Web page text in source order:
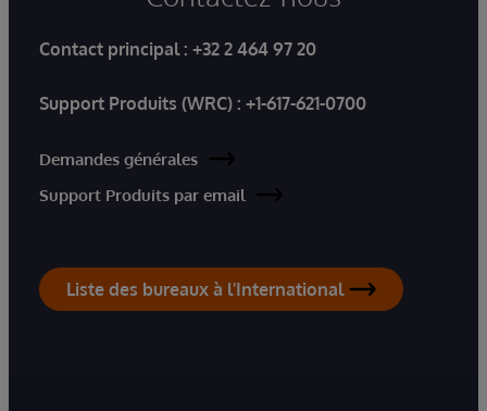
Contact principal : +32 2 464 97 20
Support Produits (WRC) : +1-617-621-0700
Demandes générales
Support Produits par email
Liste des bureaux à l'International